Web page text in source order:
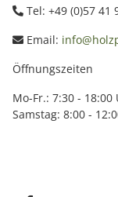
Tel: +49 (0)57 41
Email:
Öffnungszeiten
Mo-Fr.: 7:30 - 18:00
Samstag: 8:00 -